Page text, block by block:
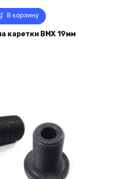
В корзину
каретки BMX 19мм